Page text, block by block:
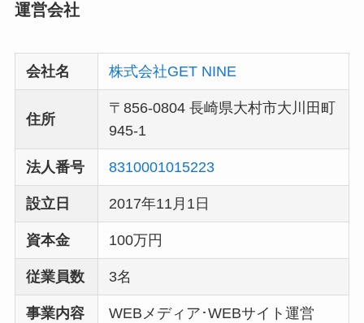
運営会社
会社名 株式会社GET NINE
住所
〒856-0804 長崎県大村市大川田町
945-1
法人番号 8310001015223
設立日 2017年11月1日
資本金 100万円
従業員数 3名
事業内容 WEBメディア･WEBサイト運営